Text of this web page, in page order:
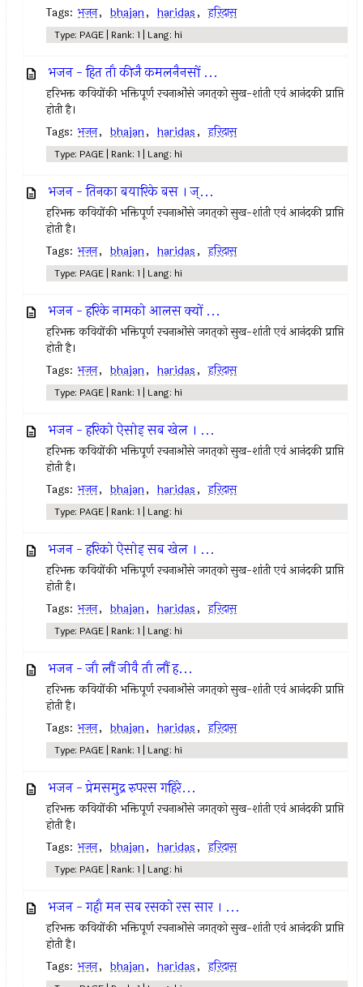
Tags: भजन, bhajan, haridas, हरिदास
Type: PAGE | Rank: 1 | Lang: hi
भजन - हित तौ कीजै कमलनैनसों ...
हरिभक्त कवियोंकी भक्तिपूर्ण रचनाओंसे जगत्‌को सुख-शांती एवं आनंदकी प्राप्ति
होती है।
Tags: भजन, bhajan, haridas, हरिदास
Type: PAGE | Rank: 1 | Lang: hi
भजन - तिनका बयारिके बस । ज्...
हरिभक्त कवियोंकी भक्तिपूर्ण रचनाओंसे जगत्‌को सुख-शांती एवं आनंदकी प्राप्ति
होती है।
Tags: भजन, bhajan, haridas, हरिदास
Type: PAGE | Rank: 1 | Lang: hi
भजन - हरिके नामको आलस क्यों ...
हरिभक्त कवियोंकी भक्तिपूर्ण रचनाओंसे जगत्‌को सुख-शांती एवं आनंदकी प्राप्ति
होती है।
Tags: भजन, bhajan, haridas, हरिदास
Type: PAGE | Rank: 1 | Lang: hi
भजन - हरिको ऐसोइ सब खेल । ...
हरिभक्त कवियोंकी भक्तिपूर्ण रचनाओंसे जगत्‌को सुख-शांती एवं आनंदकी प्राप्ति
होती है।
Tags: भजन, bhajan, haridas, हरिदास
Type: PAGE | Rank: 1 | Lang: hi
भजन - हरिको ऐसोइ सब खेल । ...
हरिभक्त कवियोंकी भक्तिपूर्ण रचनाओंसे जगत्‌को सुख-शांती एवं आनंदकी प्राप्ति
होती है।
Tags: भजन, bhajan, haridas, हरिदास
Type: PAGE | Rank: 1 | Lang: hi
भजन - जौ लौं जीवै तौ लौं ह...
हरिभक्त कवियोंकी भक्तिपूर्ण रचनाओंसे जगत्‌को सुख-शांती एवं आनंदकी प्राप्ति
होती है।
Tags: भजन, bhajan, haridas, हरिदास
Type: PAGE | Rank: 1 | Lang: hi
भजन - प्रेमसमुद्र रुपरस गहिरे...
हरिभक्त कवियोंकी भक्तिपूर्ण रचनाओंसे जगत्‌को सुख-शांती एवं आनंदकी प्राप्ति
होती है।
Tags: भजन, bhajan, haridas, हरिदास
Type: PAGE | Rank: 1 | Lang: hi
भजन - गहौ मन सब रसको रस सार । ...
हरिभक्त कवियोंकी भक्तिपूर्ण रचनाओंसे जगत्‌को सुख-शांती एवं आनंदकी प्राप्ति
होती है।
Tags: भजन, bhajan, haridas, हरिदास